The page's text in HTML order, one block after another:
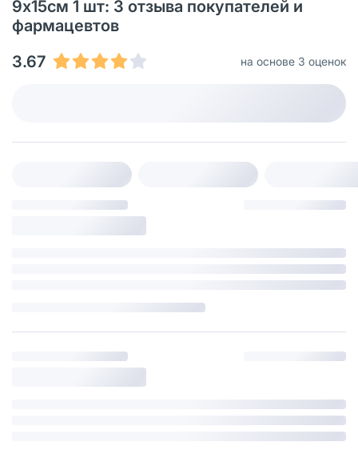
9х15см 1 шт: 3 отзыва покупателей и
фармацевтов
3.67
на основе 3 оценок